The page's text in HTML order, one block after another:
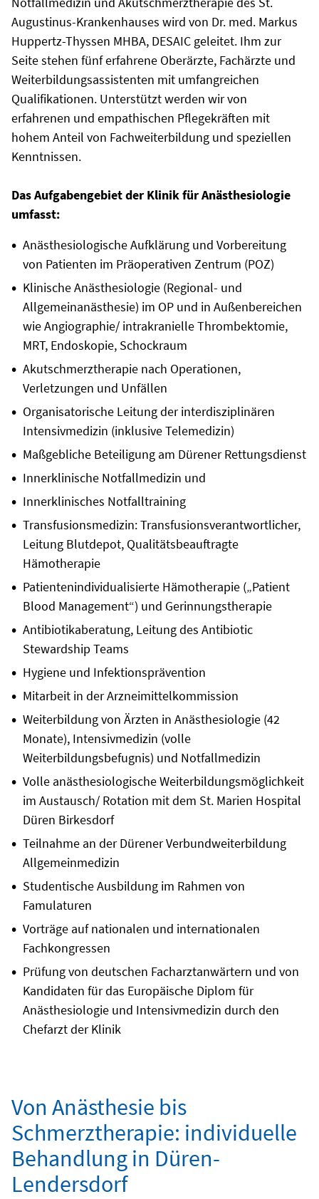
Augustinus-Krankenhauses wird von Dr. med. Markus
Huppertz-Thyssen MHBA, DESAIC geleitet. Ihm zur
Seite stehen fünf erfahrene Oberärzte, Fachärzte und
Weiterbildungsassistenten mit umfangreichen
Qualifikationen. Unterstützt werden wir von
erfahrenen und empathischen Pflegekräften mit
hohem Anteil von Fachweiterbildung und speziellen
Kenntnissen.
Das Aufgabengebiet der Klinik für Anästhesiologie
umfasst:
Anästhesiologische Aufklärung und Vorbereitung
von Patienten im Präoperativen Zentrum (POZ)
Klinische Anästhesiologie (Regional- und
Allgemeinanästhesie) im OP und in Außenbereichen
wie Angiographie/ intrakranielle Thrombektomie,
MRT, Endoskopie, Schockraum
Akutschmerztherapie nach Operationen,
Verletzungen und Unfällen
Organisatorische Leitung der interdisziplinären
Intensivmedizin (inklusive Telemedizin)
Maßgebliche Beteiligung am Dürener Rettungsdienst
Innerklinische Notfallmedizin und
Innerklinisches Notfalltraining
Transfusionsmedizin: Transfusionsverantwortlicher,
Leitung Blutdepot, Qualitätsbeauftragte
Hämotherapie
Patientenindividualisierte Hämotherapie („Patient
Blood Management“) und Gerinnungstherapie
Antibiotikaberatung, Leitung des Antibiotic
Stewardship Teams
Hygiene und Infektionsprävention
Mitarbeit in der Arzneimittelkommission
Weiterbildung von Ärzten in Anästhesiologie (42
Monate), Intensivmedizin (volle
Weiterbildungsbefugnis) und Notfallmedizin
Volle anästhesiologische Weiterbildungsmöglichkeit
im Austausch/ Rotation mit dem St. Marien Hospital
Düren Birkesdorf
Teilnahme an der Dürener Verbundweiterbildung
Allgemeinmedizin
Studentische Ausbildung im Rahmen von
Famulaturen
Vorträge auf nationalen und internationalen
Fachkongressen
Prüfung von deutschen Facharztanwärtern und von
Kandidaten für das Europäische Diplom für
Anästhesiologie und Intensivmedizin durch den
Chefarzt der Klinik
Von Anästhesie bis
Schmerztherapie: individuelle
Behandlung in Düren-
Lendersdorf